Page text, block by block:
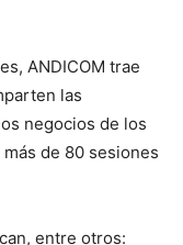
ANDICOM trae
las
negocios de los
de 80 sesiones
entre otros: